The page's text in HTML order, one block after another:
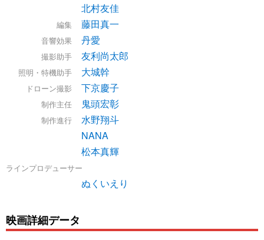
北村友佳
編集 藤田真一
音響効果 丹愛
撮影助手 友利尚太郎
照明・特機助手 大城幹
ドローン撮影 下京慶子
制作主任 鬼頭宏彰
制作進行
水野翔斗
NANA
松本真輝
ラインプロデューサー
ぬくいえり
映画詳細データ